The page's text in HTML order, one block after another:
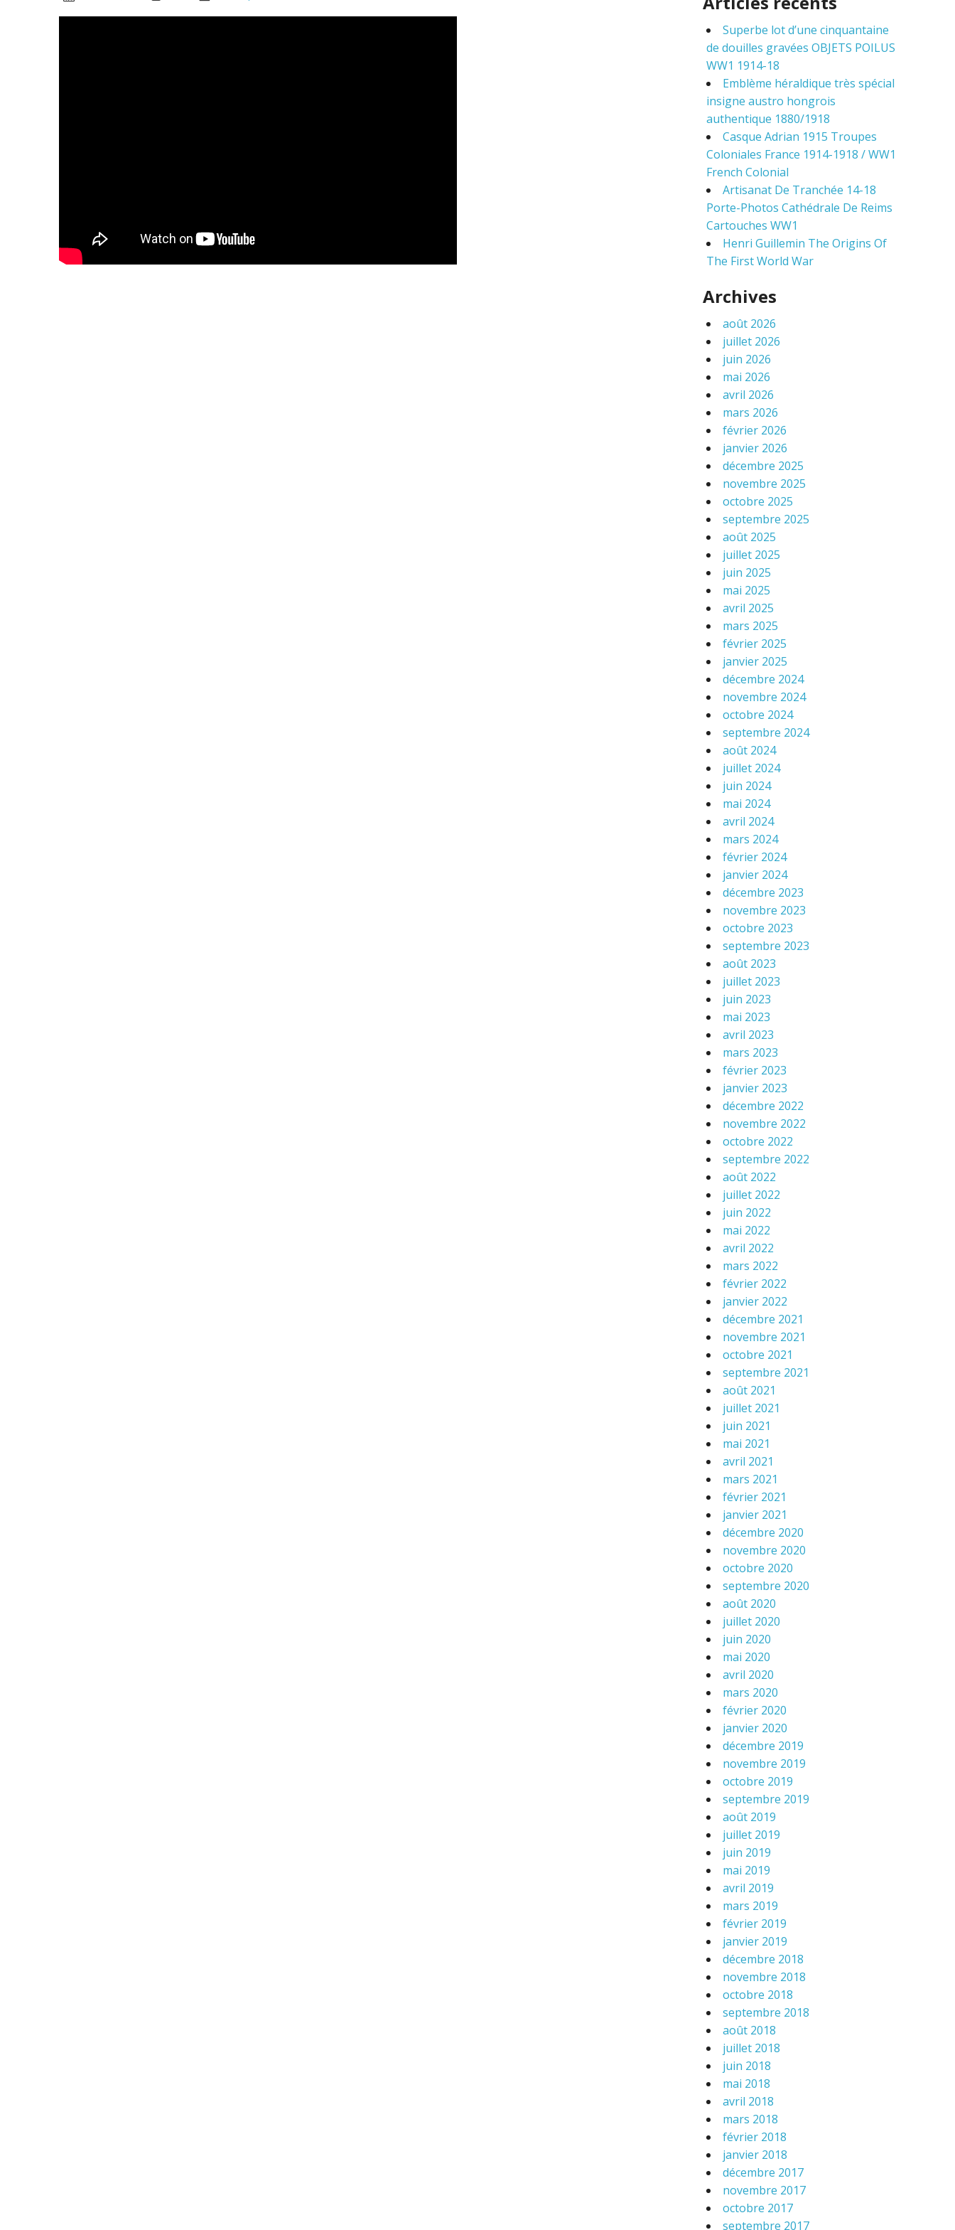
h
o
Superbe lot d’une cinquantaine
de douilles gravées OBJETS POILUS
WW1 1914-18
Emblème héraldique très spécial
insigne austro hongrois
authentique 1880/1918
Casque Adrian 1915 Troupes
Coloniales France 1914-1918 / WW1
French Colonial
Artisanat De Tranchée 14-18
Porte-Photos Cathédrale De Reims
Cartouches WW1
Henri Guillemin The Origins Of
The First World War
Archives
août 2026
juillet 2026
juin 2026
mai 2026
avril 2026
mars 2026
février 2026
janvier 2026
décembre 2025
novembre 2025
octobre 2025
septembre 2025
août 2025
juillet 2025
juin 2025
mai 2025
avril 2025
mars 2025
février 2025
janvier 2025
décembre 2024
novembre 2024
octobre 2024
septembre 2024
août 2024
juillet 2024
juin 2024
mai 2024
avril 2024
mars 2024
février 2024
janvier 2024
décembre 2023
novembre 2023
octobre 2023
septembre 2023
août 2023
juillet 2023
juin 2023
mai 2023
avril 2023
mars 2023
février 2023
janvier 2023
décembre 2022
novembre 2022
octobre 2022
septembre 2022
août 2022
juillet 2022
juin 2022
mai 2022
avril 2022
mars 2022
février 2022
janvier 2022
décembre 2021
novembre 2021
octobre 2021
septembre 2021
août 2021
juillet 2021
juin 2021
mai 2021
avril 2021
mars 2021
février 2021
janvier 2021
décembre 2020
novembre 2020
octobre 2020
septembre 2020
août 2020
juillet 2020
juin 2020
mai 2020
avril 2020
mars 2020
février 2020
janvier 2020
décembre 2019
novembre 2019
octobre 2019
septembre 2019
août 2019
juillet 2019
juin 2019
mai 2019
avril 2019
mars 2019
février 2019
janvier 2019
décembre 2018
novembre 2018
octobre 2018
septembre 2018
août 2018
juillet 2018
juin 2018
mai 2018
avril 2018
mars 2018
février 2018
janvier 2018
décembre 2017
novembre 2017
octobre 2017
septembre 2017